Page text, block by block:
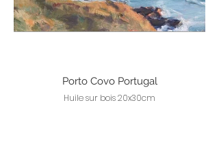
Porto Covo Portugal
Huile sur bois 20x30cm